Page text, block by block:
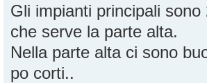
Gli impianti principali
che serve la parte alta.
Nella parte alta ci sono
po corti..